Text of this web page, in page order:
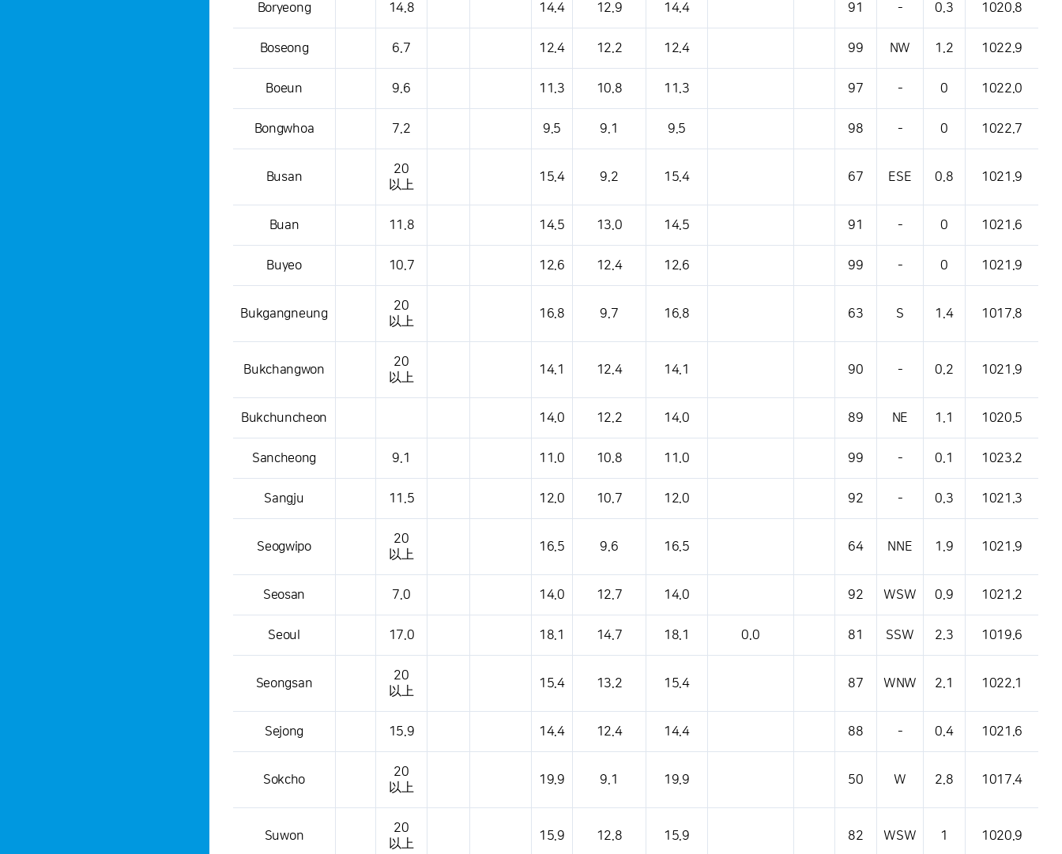
Boryeong 14.8 14.4 12.9 14.4 91 - 0.3 1020.8
Boseong 6.7 12.4 12.2 12.4 99 NW 1.2 1022.9
Boeun 9.6 11.3 10.8 11.3 97 - 0 1022.0
Bongwhoa 7.2 9.5 9.1 9.5 98 - 0 1022.7
Busan
20
以上
15.4 9.2 15.4 67 ESE 0.8 1021.9
Buan 11.8 14.5 13.0 14.5 91 - 0 1021.6
Buyeo 10.7 12.6 12.4 12.6 99 - 0 1021.9
Bukgangneung
20
以上
16.8 9.7 16.8 63 S 1.4 1017.8
Bukchangwon
20
以上
14.1 12.4 14.1 90 - 0.2 1021.9
Bukchuncheon 14.0 12.2 14.0 89 NE 1.1 1020.5
Sancheong 9.1 11.0 10.8 11.0 99 - 0.1 1023.2
Sangju 11.5 12.0 10.7 12.0 92 - 0.3 1021.3
Seogwipo
20
以上
16.5 9.6 16.5 64 NNE 1.9 1021.9
Seosan 7.0 14.0 12.7 14.0 92 WSW 0.9 1021.2
Seoul 17.0 18.1 14.7 18.1 0.0 81 SSW 2.3 1019.6
Seongsan
20
以上
15.4 13.2 15.4 87 WNW 2.1 1022.1
Sejong 15.9 14.4 12.4 14.4 88 - 0.4 1021.6
Sokcho
20
以上
19.9 9.1 19.9 50 W 2.8 1017.4
Suwon
20
以上
15.9 12.8 15.9 82 WSW 1 1020.9